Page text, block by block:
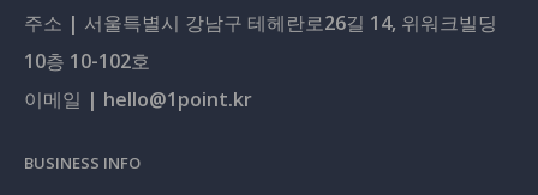
주소 | 서울특별시 강남구 테헤란로26길 14, 위워크빌딩
10층 10-102호
이메일 | hello@1point.kr
BUSINESS INFO